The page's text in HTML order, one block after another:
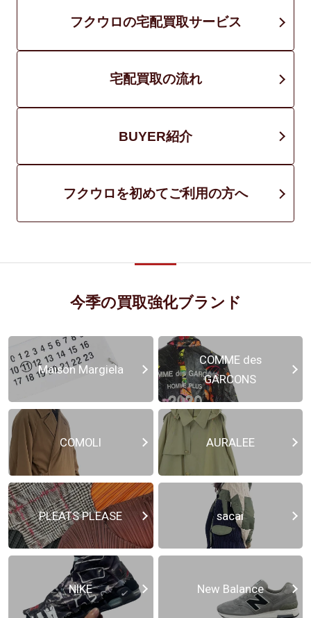
フクウロの宅配買取サービス
宅配買取の流れ
BUYER紹介
フクウロを初めてご利用の方へ
今季の買取強化ブランド
Maison Margiela
COMME des
GARCONS
COMOLI AURALEE
PLEATS PLEASE sacai
NIKE New Balance